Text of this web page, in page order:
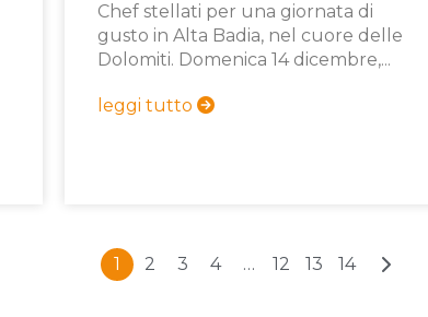
Chef stellati per una giornata di
gusto in Alta Badia, nel cuore delle
Dolomiti. Domenica 14 dicembre,...
leggi tutto
1 2 3 4 … 12 13 14